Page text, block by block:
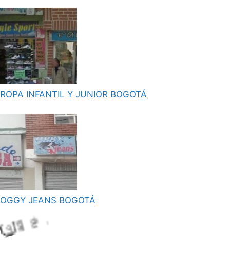
ROPA INFANTIL Y JUNIOR BOGOTÁ
OGGY JEANS BOGOTÁ
Lo
adi